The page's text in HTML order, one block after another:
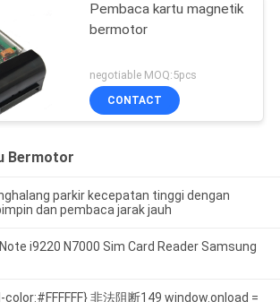
Pembaca kartu magnetik
bermotor
negotiable MOQ:5pcs
CONTACT
Bermotor
parkir kecepatan tinggi dengan
dan pembaca jarak jauh
i9220 N7000 Sim Card Reader Samsung
非法阻断149 window.onload =